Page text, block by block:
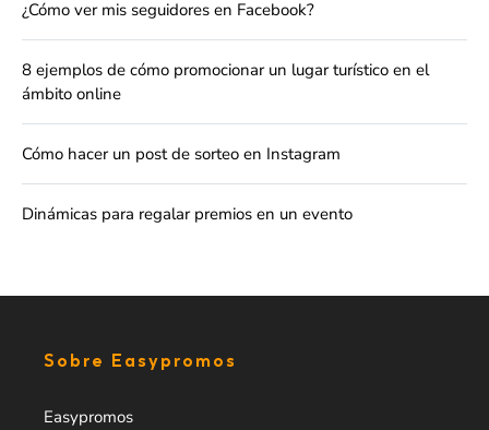
¿Cómo ver mis seguidores en Facebook?
8 ejemplos de cómo promocionar un lugar turístico en el
ámbito online
Cómo hacer un post de sorteo en Instagram
Dinámicas para regalar premios en un evento
Sobre Easypromos
Easypromos